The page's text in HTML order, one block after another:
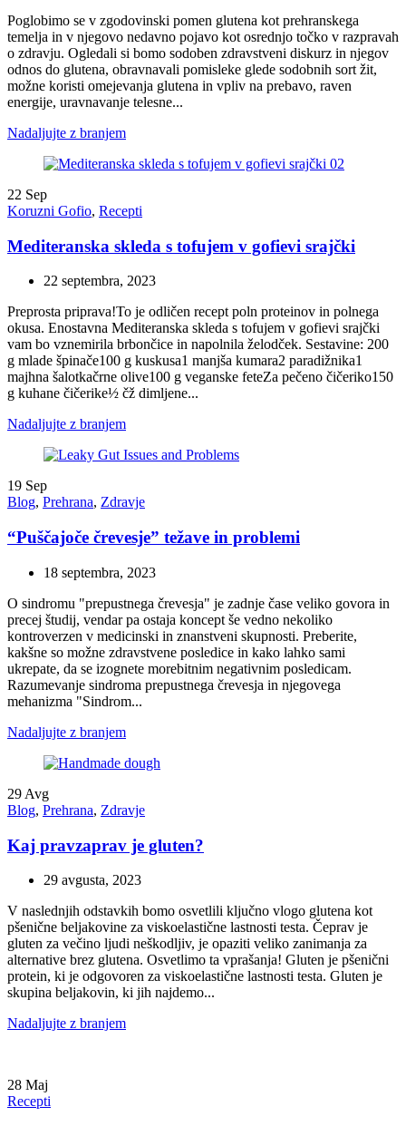
Poglobimo se v zgodovinski pomen glutena kot prehranskega
temelja in v njegovo nedavno pojavo kot osrednjo točko v razpravah
o zdravju. Ogledali si bomo sodoben zdravstveni diskurz in njegov
odnos do glutena, obravnavali pomisleke glede sodobnih sort žit,
možne koristi omejevanja glutena in vpliv na prebavo, raven
energije, uravnavanje telesne...
Nadaljujte z branjem
22 Sep
Koruzni Gofio, Recepti
Mediteranska skleda s tofujem v gofievi srajčki
22 septembra, 2023
Preprosta priprava!To je odličen recept poln proteinov in polnega
okusa. Enostavna Mediteranska skleda s tofujem v gofievi srajčki
vam bo vznemirila brbončice in napolnila želodček. Sestavine: 200
g mlade špinače100 g kuskusa1 manjša kumara2 paradižnika1
majhna šalotkačrne olive100 g veganske feteZa pečeno čičeriko150
g kuhane čičerike½ čž dimljene...
Nadaljujte z branjem
19 Sep
Blog, Prehrana, Zdravje
“Puščajoče črevesje” težave in problemi
18 septembra, 2023
O sindromu "prepustnega črevesja" je zadnje čase veliko govora in
precej študij, vendar pa ostaja koncept še vedno nekoliko
kontroverzen v medicinski in znanstveni skupnosti. Preberite,
kakšne so možne zdravstvene posledice in kako lahko sami
ukrepate, da se izognete morebitnim negativnim posledicam.
Razumevanje sindroma prepustnega črevesja in njegovega
mehanizma "Sindrom...
Nadaljujte z branjem
29 Avg
Blog, Prehrana, Zdravje
Kaj pravzaprav je gluten?
29 avgusta, 2023
V naslednjih odstavkih bomo osvetlili ključno vlogo glutena kot
pšenične beljakovine za viskoelastične lastnosti testa. Čeprav je
gluten za večino ljudi neškodljiv, je opaziti veliko zanimanja za
alternative brez glutena. Osvetlimo ta vprašanja! Gluten je pšenični
protein, ki je odgovoren za viskoelastične lastnosti testa. Gluten je
skupina beljakovin, ki jih najdemo...
Nadaljujte z branjem
28 Maj
Recepti